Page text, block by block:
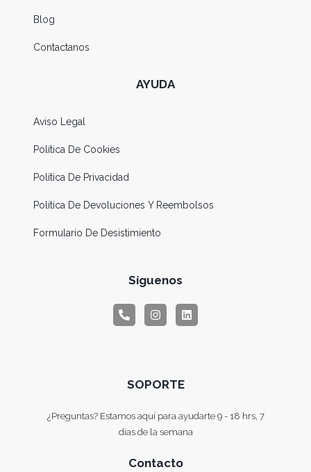
Blog
Contactanos
AYUDA
Aviso Legal
Política De Cookies
Política De Privacidad
Política De Devoluciones Y Reembolsos
Formulario De Desistimiento
Síguenos
SOPORTE
¿Preguntas? Estamos aquí para ayudarte 9 - 18 hrs, 7
días de la semana
Contacto